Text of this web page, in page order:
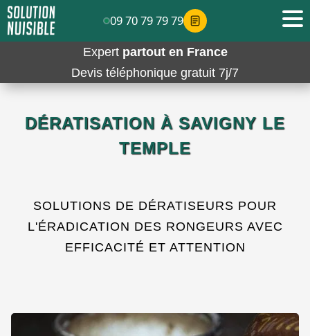
Expert partout en France
Devis téléphonique gratuit 7j/7
DÉRATISATION À SAVIGNY LE
TEMPLE
SOLUTIONS DE DÉRATISEURS POUR
L'ÉRADICATION DES RONGEURS AVEC
EFFICACITÉ ET ATTENTION
09 70 79 79 79